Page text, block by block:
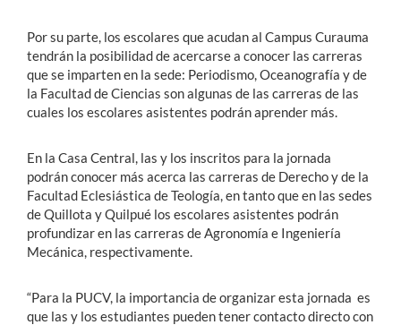
Por su parte, los escolares que acudan al Campus Curauma
tendrán la posibilidad de acercarse a conocer las carreras
que se imparten en la sede: Periodismo, Oceanografía y de
la Facultad de Ciencias son algunas de las carreras de las
cuales los escolares asistentes podrán aprender más.
En la Casa Central, las y los inscritos para la jornada
podrán conocer más acerca las carreras de Derecho y de la
Facultad Eclesiástica de Teología, en tanto que en las sedes
de Quillota y Quilpué los escolares asistentes podrán
profundizar en las carreras de Agronomía e Ingeniería
Mecánica, respectivamente.
“Para la PUCV, la importancia de organizar esta jornada es
que las y los estudiantes pueden tener contacto directo con